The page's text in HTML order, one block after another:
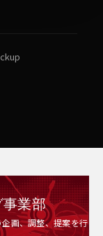
事業部
画、調整、提案を行